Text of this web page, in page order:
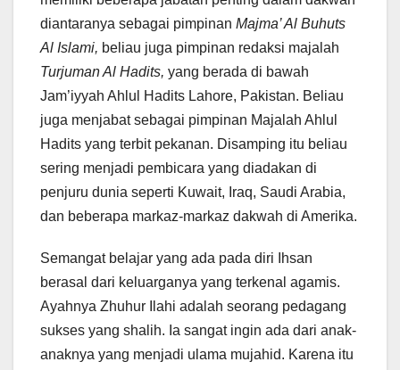
diantaranya sebagai pimpinan Majma’ Al Buhuts
Al Islami, beliau juga pimpinan redaksi majalah
Turjuman Al Hadits, yang berada di bawah
Jam’iyyah Ahlul Hadits Lahore, Pakistan. Beliau
juga menjabat sebagai pimpinan Majalah Ahlul
Hadits yang terbit pekanan. Disamping itu beliau
sering menjadi pembicara yang diadakan di
penjuru dunia seperti Kuwait, Iraq, Saudi Arabia,
dan beberapa markaz-markaz dakwah di Amerika.
Semangat belajar yang ada pada diri Ihsan
berasal dari keluarganya yang terkenal agamis.
Ayahnya Zhuhur Ilahi adalah seorang pedagang
sukses yang shalih. Ia sangat ingin ada dari anak-
anaknya yang menjadi ulama mujahid. Karena itu